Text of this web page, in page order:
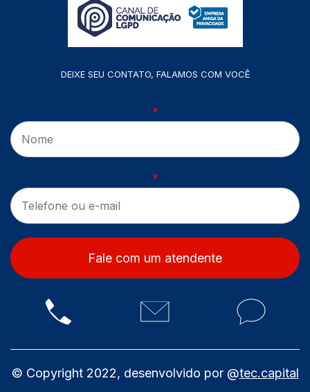
DEIXE SEU CONTATO, FALAMOS COM VOCÊ
*
*
Fale com um atendente
© Copyright 2022, desenvolvido por @tec.capital